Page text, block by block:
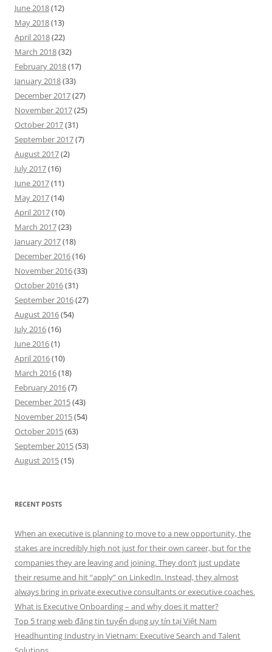
June 2018(12)
May 2018(13)
April 2018(22)
March 2018(32)
February 2018(17)
January 2018(33)
December 2017(27)
November 2017(25)
October 2017(31)
September 2017(7)
August 2017(2)
July 2017(16)
June 2017(11)
May 2017(14)
April 2017(10)
March 2017(23)
January 2017(18)
December 2016(16)
November 2016(33)
October 2016(31)
September 2016(27)
August 2016(54)
July 2016(16)
June 2016(1)
April 2016(10)
March 2016(18)
February 2016(7)
December 2015(43)
November 2015(54)
October 2015(63)
September 2015(53)
August 2015(15)
RECENT POSTS
When an executive is planning to move to a new opportunity, the
stakes are incredibly high not just for their own career, but for the
companies they are leaving and joining. They don’t just update
their resume and hit “apply” on LinkedIn. Instead, they almost
always bring in private executive consultants or executive coaches.
What is Executive Onboarding – and why does it matter?
Top 5 trang web đăng tin tuyển dụng uy tín tại Việt Nam
Headhunting Industry in Vietnam: Executive Search and Talent